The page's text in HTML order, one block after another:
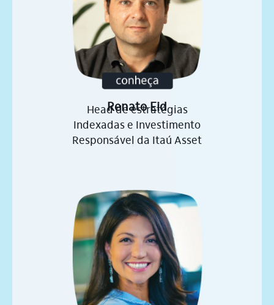
Renato Eid
Head de estratégias
Indexadas e Investimento
Responsável da Itaú Asset